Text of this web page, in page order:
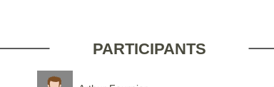
PARTICIPANTS